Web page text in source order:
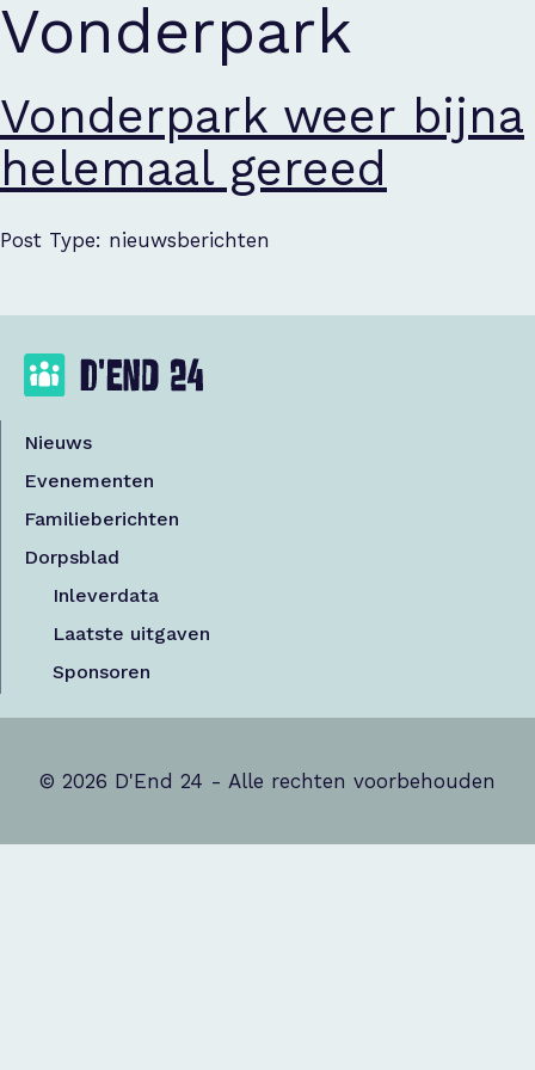
Vonderpark
Vonderpark weer bijna
helemaal gereed
Post Type: nieuwsberichten
Nieuws
Evenementen
Familieberichten
Dorpsblad
Inleverdata
Laatste uitgaven
Sponsoren
© 2026 D'End 24 - Alle rechten voorbehouden